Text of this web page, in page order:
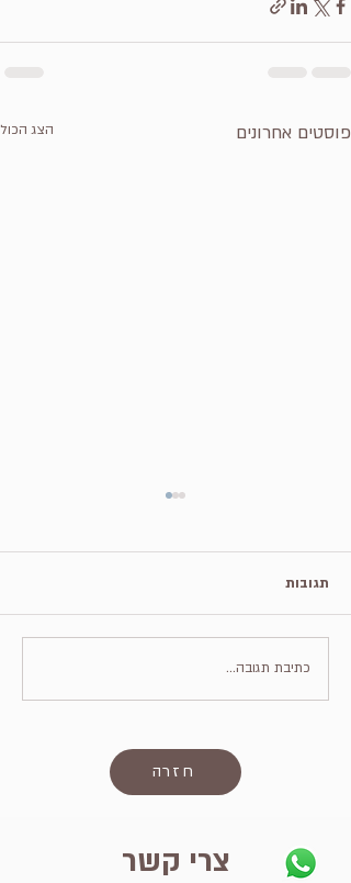
פוסטים אחרונים הצג הכול
תגובות
כתיבת תגובה...
חזרה
צרי קשר